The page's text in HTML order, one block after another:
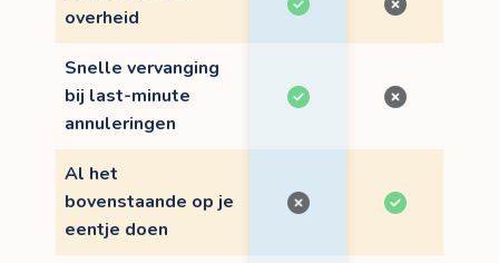
overheid
Snelle vervanging
bij last-minute
annuleringen
Al het
bovenstaande op je
eentje doen